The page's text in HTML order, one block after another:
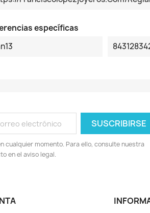
específicas
cualquier momento. Para ello, consulte nuestra
en el aviso legal.